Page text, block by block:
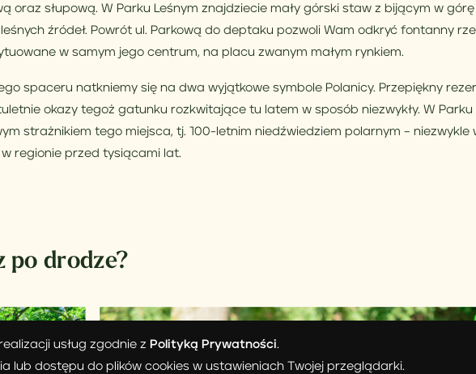
oraz słupową. W Parku Leśnym znajdziecie mały górski staw z bijącym w
źródeł. Powrót ul. Parkową do deptaku pozwoli Wam odkryć fontanny
w samym jego centrum, na placu zwanym małym rynkiem.
spaceru natkniemy się na dwa wyjątkowe symbole Polanicy. Przepiękny
okazy tegoż gatunku rozkwitające tu latem w sposób niezwykły. W
strażnikiem tego miejsca, tj. 100-letnim niedźwiedziem polarnym –
regionie przed tysiącami lat.
po drodze?
usług zgodnie z Polityką Prywatności.
lub dostępu do plików cookies w ustawieniach Twojej przeglądarki.